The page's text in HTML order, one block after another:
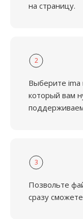
на страницу.
2
Выберите
который вам
3
Позвольте
сразу